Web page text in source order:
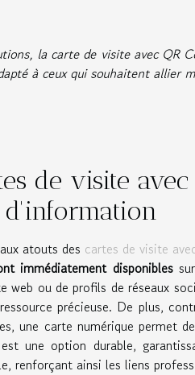
la carte de visite avec QR
à ceux qui souhaitent allier
de visite
d'information
atouts des cartes de visite
immédiatement disponibles
web ou de profils de réseaux
précieuse. De plus,
une carte numérique permet
une option durable,
renforçant ainsi les liens